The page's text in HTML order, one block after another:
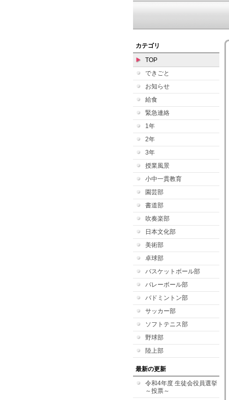
カテゴリ
TOP
できごと
お知らせ
給食
緊急連絡
1年
2年
3年
授業風景
小中一貫教育
園芸部
書道部
吹奏楽部
日本文化部
美術部
卓球部
バスケットボール部
バレーボール部
バドミントン部
サッカー部
ソフトテニス部
野球部
陸上部
最新の更新
令和4年度 生徒会役員選挙
～投票～